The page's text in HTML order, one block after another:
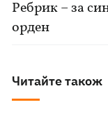
Ребрик – за
орден
Читайте також